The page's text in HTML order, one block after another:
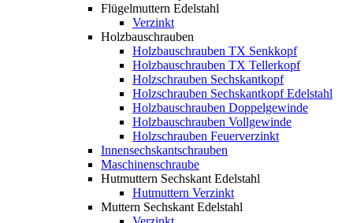
Flügelmuttern Edelstahl
Verzinkt
Holzbauschrauben
Holzbauschrauben TX Senkkopf
Holzbauschrauben TX Tellerkopf
Holzschrauben Sechskantkopf
Holzschrauben Sechskantkopf Edelstahl
Holzbauschrauben Doppelgewinde
Holzbauschrauben Vollgewinde
Holzschrauben Feuerverzinkt
Innensechskantschrauben
Maschinenschraube
Hutmuttern Sechskant Edelstahl
Hutmuttern Verzinkt
Muttern Sechskant Edelstahl